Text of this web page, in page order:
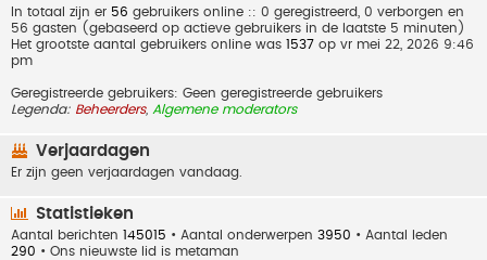
In totaal zijn er 56 gebruikers online :: 0 geregistreerd, 0 verborgen en
56 gasten (gebaseerd op actieve gebruikers in de laatste 5 minuten)
Het grootste aantal gebruikers online was 1537 op vr mei 22, 2026 9:46
pm
Geregistreerde gebruikers: Geen geregistreerde gebruikers
Legenda: Beheerders, Algemene moderators
Verjaardagen
Er zijn geen verjaardagen vandaag.
Statistieken
Aantal berichten 145015 • Aantal onderwerpen 3950 • Aantal leden
290 • Ons nieuwste lid is metaman